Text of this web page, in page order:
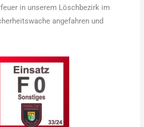
in unserem Löschbezirk im
angefahren und